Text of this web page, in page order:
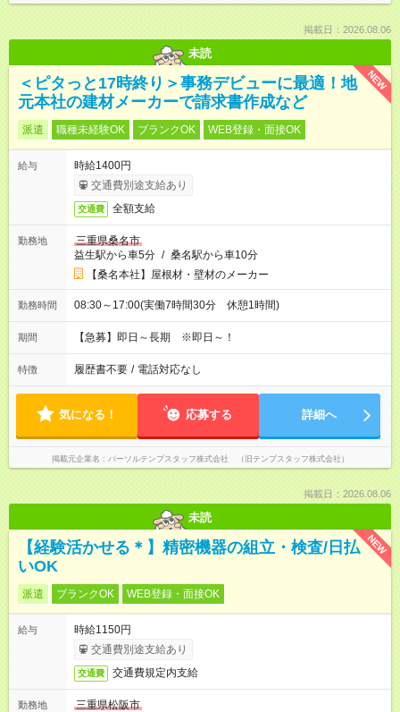
掲載日：2026.08.06
未読
NEW
＜ピタっと17時終り＞事務デビューに最適！地
元本社の建材メーカーで請求書作成など
派遣 職種未経験OK ブランクOK WEB登録・面接OK
給与
時給1400円
交通費別途支給あり
交通費 全額支給
勤務地
三重県桑名市
益生駅から車5分 / 桑名駅から車10分
【桑名本社】屋根材・壁材のメーカー
勤務時間 08:30～17:00(実働7時間30分 休憩1時間)
期間 【急募】即日～長期 ※即日～！
特徴 履歴書不要 / 電話対応なし
気になる！ 応募する 詳細へ
掲載元企業名 パーソルテンプスタッフ株式会社 （旧テンプスタッフ株式会社）
掲載日：2026.08.06
未読
NEW
【経験活かせる＊】精密機器の組立・検査/日払
いOK
派遣 ブランクOK WEB登録・面接OK
給与
時給1150円
交通費別途支給あり
交通費 交通費規定内支給
勤務地 三重県松阪市